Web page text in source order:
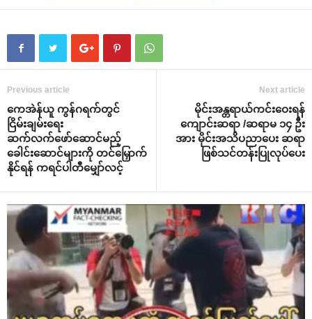
Previous article
‌ကေအဲန်ယူ ကွန်ဂရက်တွင်
ငြိမ်းချမ်း‌ရေး
ဆက်လက်‌ဖော်‌ဆောင်မည့်
‌ခေါင်း‌ဆောင်များကို တင်‌မြှောက်
နိုင်ရန် ကရင်ပါတီ‌မျှော်လင့်
Next article
မိုင်းအန္တရာယ်ကင်း‌ဝေးရန်
‌ကျောင်းဆရာ /ဆရာမ ၁၄ ဦး
အား မိုင်းအသိပညာ‌ပေး ဆရာ
ဖြစ်သင်တန်းပြုလုပ်‌ပေး